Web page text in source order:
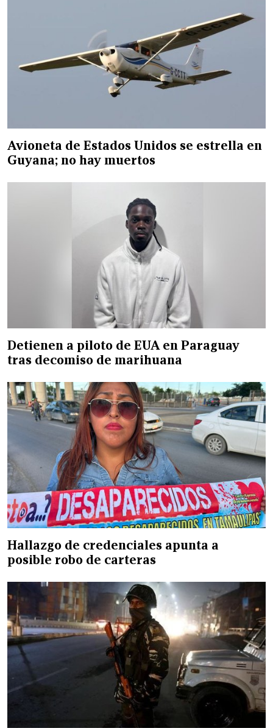
Avioneta de Estados Unidos se estrella en
Guyana; no hay muertos
Detienen a piloto de EUA en Paraguay
tras decomiso de marihuana
Hallazgo de credenciales apunta a
posible robo de carteras